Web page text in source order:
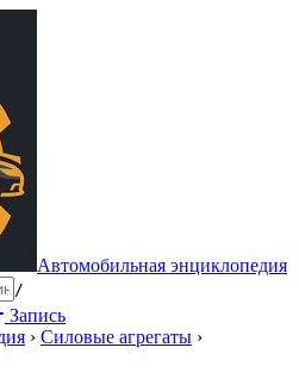
Автомобильная энциклопедия
/
Запись
› Силовые агрегаты ›